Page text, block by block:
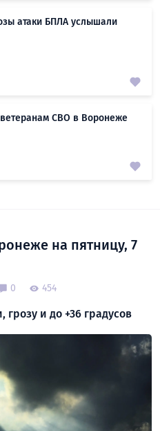
атаки БПЛА услышали
СВО в Воронеже
на пятницу, 7
0 454
и до +36 градусов